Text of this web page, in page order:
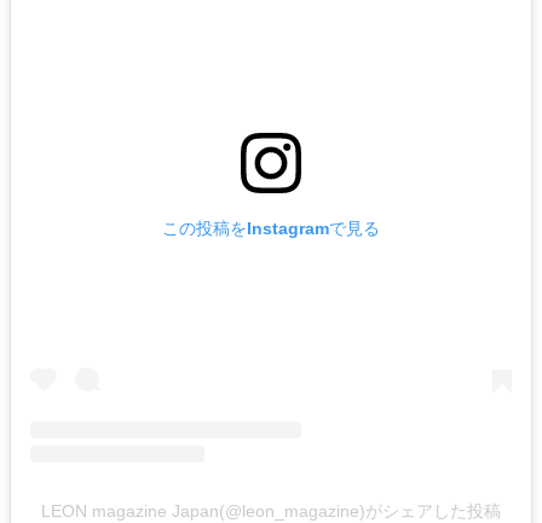
この投稿をInstagramで見る
LEON magazine Japan(@leon_magazine)がシェアした投稿